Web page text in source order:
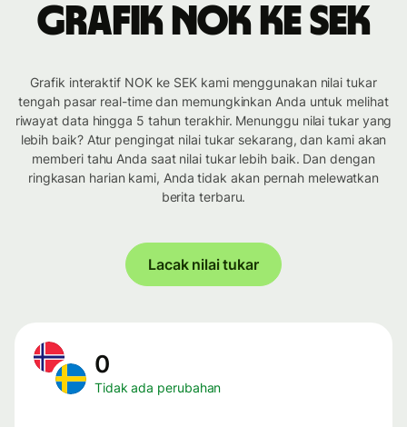
Grafik NOK ke SEK
Grafik interaktif NOK ke SEK kami menggunakan nilai tukar
tengah pasar real-time dan memungkinkan Anda untuk melihat
riwayat data hingga 5 tahun terakhir. Menunggu nilai tukar yang
lebih baik? Atur pengingat nilai tukar sekarang, dan kami akan
memberi tahu Anda saat nilai tukar lebih baik. Dan dengan
ringkasan harian kami, Anda tidak akan pernah melewatkan
berita terbaru.
Lacak nilai tukar
0
Tidak ada perubahan